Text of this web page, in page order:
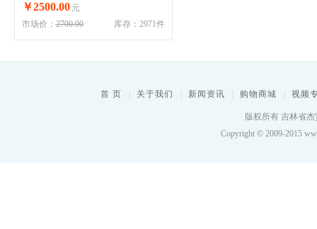
￥2500.00 元
库存：2971件
市场价：2700.00
首 页 关于我们 新闻资讯 购物商城 视频
版权所有 吉林省
Copyright © 2009-2015